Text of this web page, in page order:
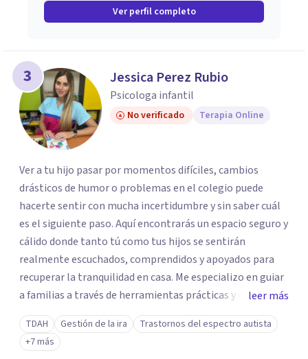
construir una vida más auténtica y significativa.
Ver perfil completo
3 Jessica Perez Rubio
Psicologa infantil
No verificado Terapia Online
Ver a tu hijo pasar por momentos difíciles, cambios
drásticos de humor o problemas en el colegio puede
hacerte sentir con mucha incertidumbre y sin saber cuál
es el siguiente paso. Aquí encontrarás un espacio seguro y
cálido donde tanto tú como tus hijos se sentirán
realmente escuchados, comprendidos y apoyados para
recuperar la tranquilidad en casa. Me especializo en guiar
a familias a través de herramientas prácticas y dinámicas
adaptadas a la edad de cada menor, dejando de lado las
etiquetas y los tecnicismos. Mi forma de trabajar se
centra en entender las emociones que hay detrás del
leer más
TDAH Gestión de la ira
Trastornos del espectro autista
+7 más